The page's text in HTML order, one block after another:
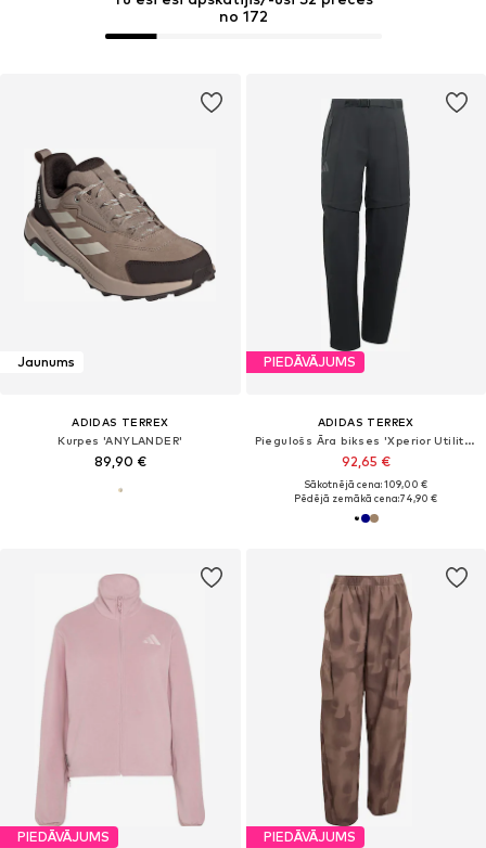
no 172
Jaunums
ADIDAS TERREX
Kurpes 'ANYLANDER'
89,90 €
PIEDĀVĀJUMS
ADIDAS TERREX
Piegulošs Āra bikses 'Xperior Utilitas'
92,65 €
Sākotnējā cena: 109,00 €
Pēdējā zemākā cena:74,90 €
PIEDĀVĀJUMS PIEDĀVĀJUMS